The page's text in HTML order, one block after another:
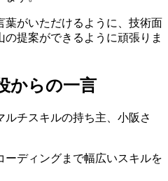
葉がいただけるように、技術面
提案ができるように頑張りま
からの一言
チスキルの持ち主、小阪さ
ディングまで幅広いスキルを